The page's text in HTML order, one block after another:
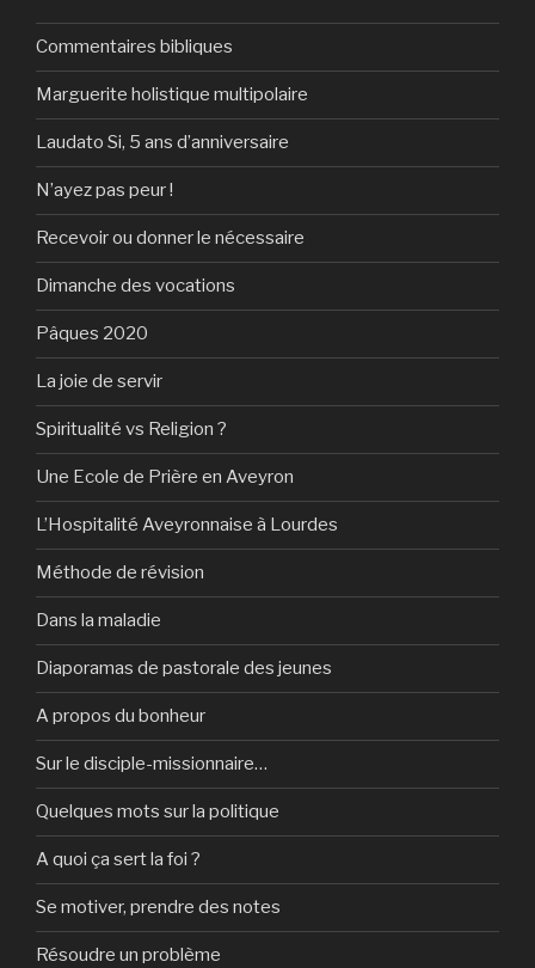
Commentaires bibliques
Marguerite holistique multipolaire
Laudato Si, 5 ans d’anniversaire
N’ayez pas peur !
Recevoir ou donner le nécessaire
Dimanche des vocations
Pâques 2020
La joie de servir
Spiritualité vs Religion ?
Une Ecole de Prière en Aveyron
L’Hospitalité Aveyronnaise à Lourdes
Méthode de révision
Dans la maladie
Diaporamas de pastorale des jeunes
A propos du bonheur
Sur le disciple-missionnaire…
Quelques mots sur la politique
A quoi ça sert la foi ?
Se motiver, prendre des notes
Résoudre un problème